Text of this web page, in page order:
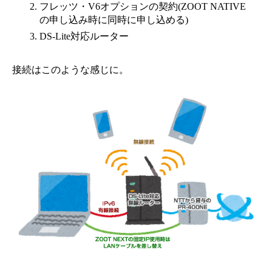
フレッツ・V6オプションの契約(ZOOT NATIVE
の申し込み時に同時に申し込める)
DS-Lite対応ルーター
接続はこのような感じに。